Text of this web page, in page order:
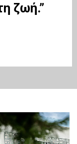
ζωή.”